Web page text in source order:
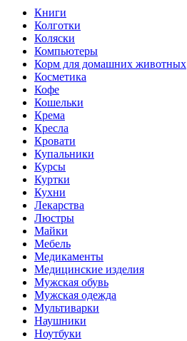
Книги
Колготки
Коляски
Компьютеры
Корм для домашних животных
Косметика
Кофе
Кошельки
Крема
Кресла
Кровати
Купальники
Курсы
Куртки
Кухни
Лекарства
Люстры
Майки
Мебель
Медикаменты
Медицинские изделия
Мужская обувь
Мужская одежда
Мультиварки
Наушники
Ноутбуки